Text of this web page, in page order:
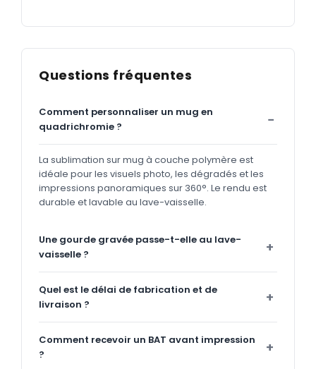
Questions fréquentes
Comment personnaliser un mug en
quadrichromie ?
La sublimation sur mug à couche polymère est
idéale pour les visuels photo, les dégradés et les
impressions panoramiques sur 360°. Le rendu est
durable et lavable au lave-vaisselle.
Une gourde gravée passe-t-elle au lave-
vaisselle ?
Quel est le délai de fabrication et de
livraison ?
Comment recevoir un BAT avant impression
?